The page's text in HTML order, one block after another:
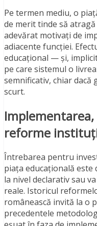
Pe termen mediu, o
de merit tinde să
adevărat motivați de
adiacente funcției.
educațional — și,
pe care sistemul o
semnificativ, chiar
scurt.
reforme
Întrebarea pentru
piața educațională este
la nivel declarativ sau
reale. Istoricul
românească invită la o
precedentele